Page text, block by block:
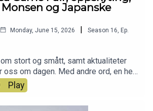
www.patreon.com/c/jegerpodden
og Japanske
Monday, June 15, 2026 | Season 16 Ep.
stort og smått, samt aktualiteter
oss om dagen. Med andre ord, en helt
med Jegerpodden :-) Har du
å bli med i Patreon-jaktlaget? Da er
Play